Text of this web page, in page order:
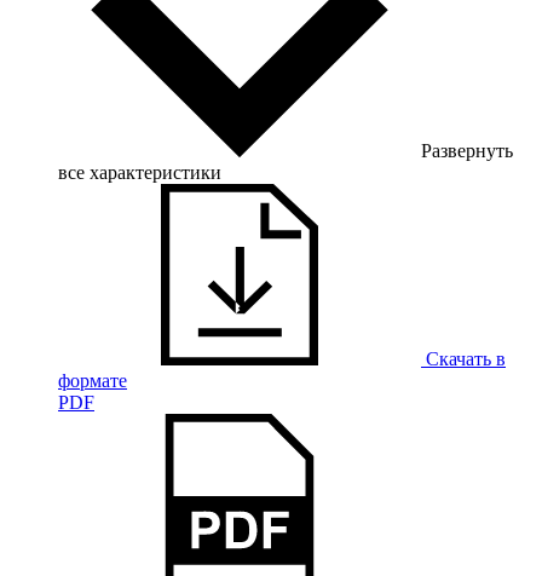
Развернуть
все характеристики
Скачать в
формате
PDF